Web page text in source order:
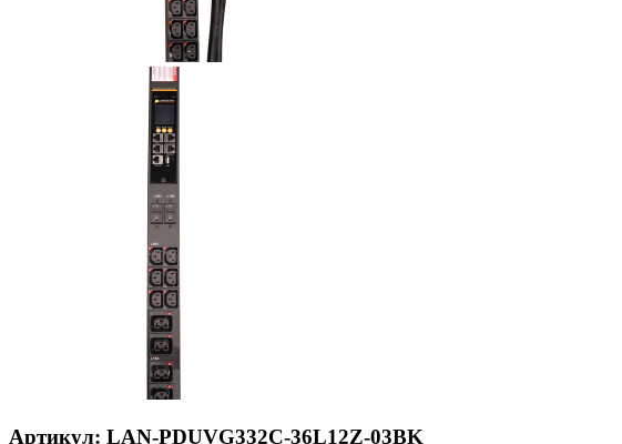
Артикул: LAN-PDUVG332C-36L12Z-03BK